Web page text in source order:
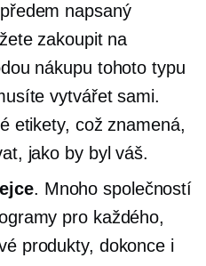
předem napsaný
zakoupit na
nákupu tohoto typu
vytvářet sami.
etikety, což znamená,
jako by byl váš.
. Mnoho společností
pro každého,
produkty, dokonce i